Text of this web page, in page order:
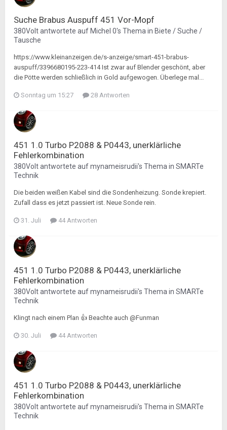
Suche Brabus Auspuff 451 Vor-Mopf
380Voltantwortete auf Michel 0's Thema in Biete / Suche /
Tausche
https://www.kleinanzeigen.de/s-anzeige/smart-451-brabus-
auspuff/3396680195-223-414 Ist zwar auf Blender geschönt, aber
die Pötte werden schließlich in Gold aufgewogen. Überlege mal...
Sonntag um 15:27 28 Antworten
451 1.0 Turbo P2088 & P0443, unerklärliche
Fehlerkombination
380Voltantwortete aufmynameisrudii's Thema in SMARTe
Technik
Die beiden weißen Kabel sind die Sondenheizung. Sonde krepiert.
Zufall dass es jetzt passiert ist. Neue Sonde rein.
31. Juli 44 Antworten
451 1.0 Turbo P2088 & P0443, unerklärliche
Fehlerkombination
380Voltantwortete aufmynameisrudii's Thema in SMARTe
Technik
Klingt nach einem Plan 👍 Beachte auch @Funman
30. Juli 44 Antworten
451 1.0 Turbo P2088 & P0443, unerklärliche
Fehlerkombination
380Voltantwortete aufmynameisrudii's Thema in SMARTe
Technik